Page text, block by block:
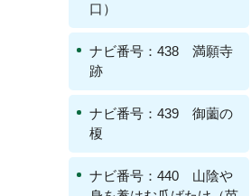
口）
ナビ番号：438 満願寺
跡
ナビ番号：439 御薗の
榎
ナビ番号：440 山陰や